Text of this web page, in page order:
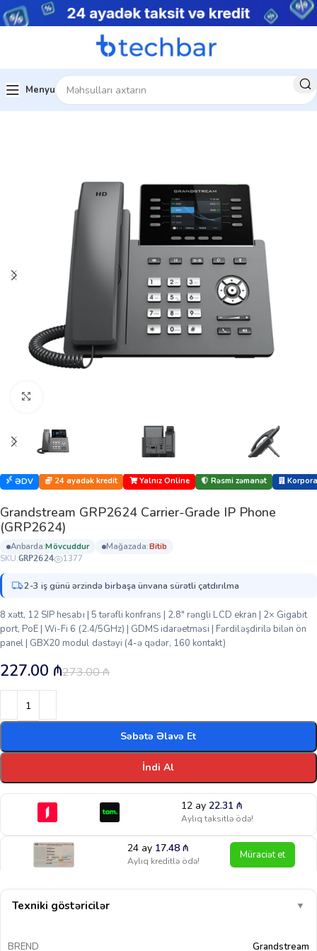
Menyu
Ev Şəbəkə avadanlıqları IP telefon
ƏDV 24 ayadək kredit Yalnız Online Rəsmi zəmanət
Grandstream GRP2624 Carrier-Grade IP Phone
(GRP2624)
anbarda: mövcuddur mağazada:
bi̇ti̇b
SKU:GRP2624 1377
2-3 iş günü ərzində birbaşa ünvana sürətli çatdırılma
8 xətt, 12 SIP hesabı | 5 tərəfli konfrans | 2.8″ rəngli LCD ekran | 2× Gigabit
port, PoE | Wi-Fi 6 (2.4/5GHz) | GDMS idarəetməsi | Fərdiləşdirilə bilən ön
panel | GBX20 modul dəstəyi (4-ə qədər, 160 kontakt)
273.00₼
227.00 ₼
Səbətə Əlavə Et
İndi Al
12 ay 22.31 ₼
Aylıq taksitlə ödə!
24 ay 17.48₼
Aylıq kreditlə ödə! Müraciət et
Texniki göstəricilər ▼
BREND Grandstream